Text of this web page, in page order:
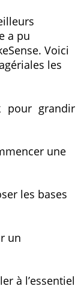
a pu
Voici
les
pour grandir
une
les bases
un
à l’essentiel